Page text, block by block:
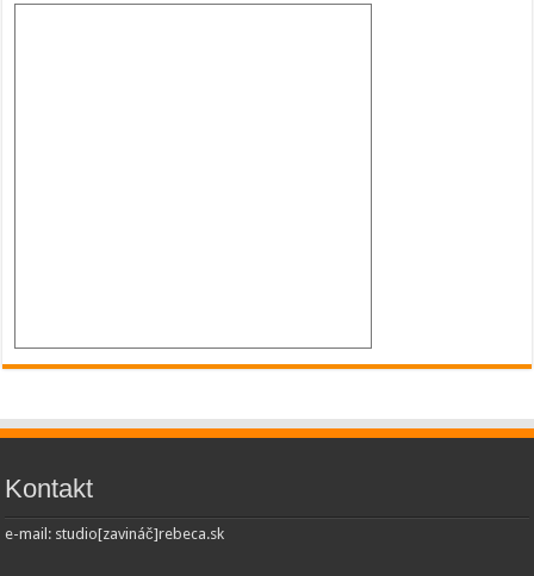
Kontakt
e-mail: studio[zavináč]rebeca.sk